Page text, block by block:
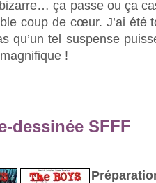
ça passe ou ça
coup de cœur. J’ai été
qu’un tel suspense
!
dessinée SFFF